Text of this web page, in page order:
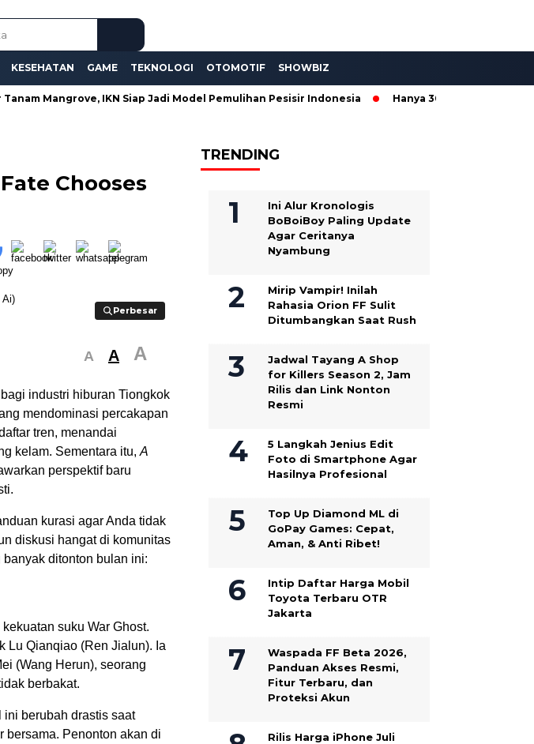
KESEHATAN GAME TEKNOLOGI OTOMOTIF SHOWBIZ
Mangrove, IKN Siap Jadi Model Pemulihan Pesisir Indonesia Hanya 300 Unit! Wuling Aira
Chooses
Perbesar
Perbesar
A A A
industri hiburan Tiongkok
mendominasi percakapan
tren, menandai
kelam. Sementara itu, A
perspektif baru
kurasi agar Anda tidak
diskusi hangat di komunitas
banyak ditonton bulan ini:
suku War Ghost.
Lu Qianqiao (Ren Jialun). Ia
(Wang Herun), seorang
berbakat.
berubah drastis saat
bersama. Penonton akan di
TRENDING
Ini Alur Kronologis
BoBoiBoy Paling Update
Agar Ceritanya
Nyambung
Mirip Vampir! Inilah
Rahasia Orion FF Sulit
Ditumbangkan Saat Rush
Jadwal Tayang A Shop
for Killers Season 2, Jam
Rilis dan Link Nonton
Resmi
5 Langkah Jenius Edit
Foto di Smartphone Agar
Hasilnya Profesional
Top Up Diamond ML di
GoPay Games: Cepat,
Aman, & Anti Ribet!
Intip Daftar Harga Mobil
Toyota Terbaru OTR
Jakarta
Waspada FF Beta 2026,
Panduan Akses Resmi,
Fitur Terbaru, dan
Proteksi Akun
Rilis Harga iPhone Juli